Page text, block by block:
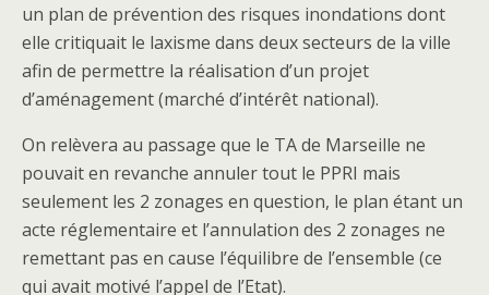
un plan de prévention des risques inondations dont
elle critiquait le laxisme dans deux secteurs de la ville
afin de permettre la réalisation d’un projet
d’aménagement (marché d’intérêt national).
On relèvera au passage que le TA de Marseille ne
pouvait en revanche annuler tout le PPRI mais
seulement les 2 zonages en question, le plan étant un
acte réglementaire et l’annulation des 2 zonages ne
remettant pas en cause l’équilibre de l’ensemble (ce
qui avait motivé l’appel de l’Etat).